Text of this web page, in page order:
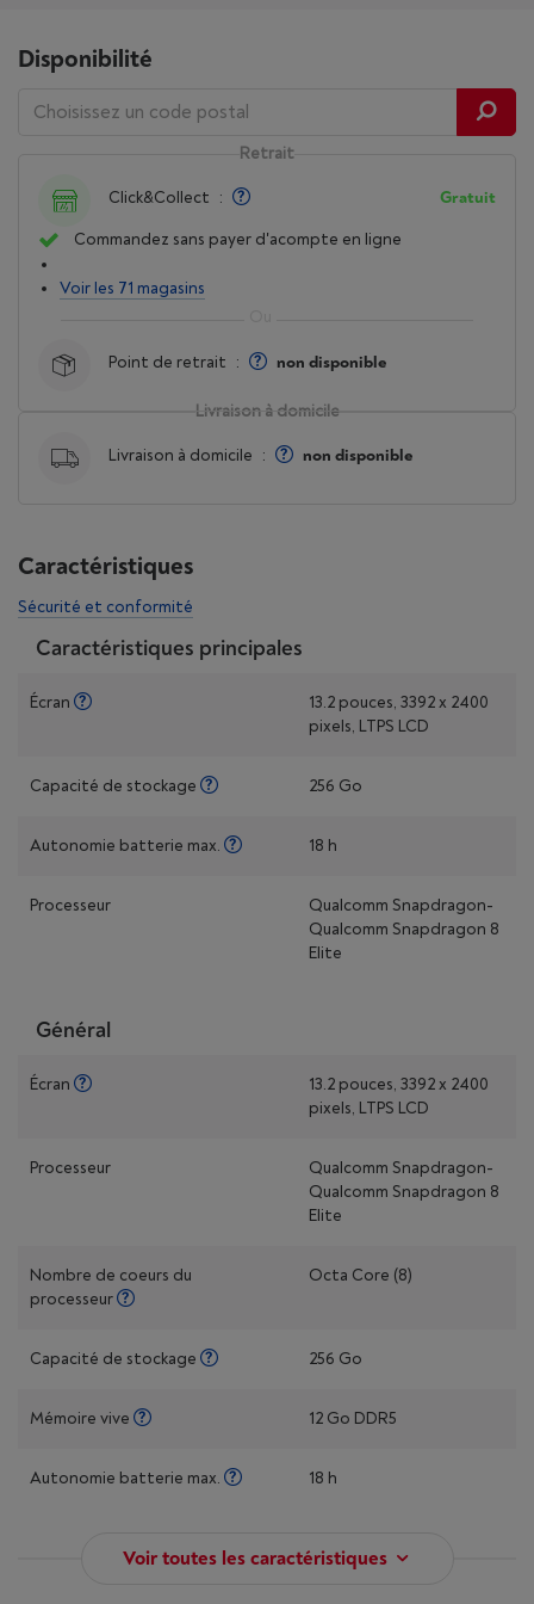
Disponibilité
Livraison à domicile
Livraison à domicile : non disponible
Retrait
Click&Collect : Gratuit
Commandez sans payer d'acompte en ligne
Voir les 71 magasins
Point de retrait : non disponible
Caractéristiques
Sécurité et conformité
Caractéristiques principales
Écran
13.2 pouces, 3392 x 2400
pixels, LTPS LCD
Capacité de stockage 256 Go
Autonomie batterie max. 18 h
Processeur
Qualcomm Snapdragon-
Qualcomm Snapdragon 8
Elite
Général
Écran
13.2 pouces, 3392 x 2400
pixels, LTPS LCD
Processeur
Qualcomm Snapdragon-
Qualcomm Snapdragon 8
Elite
Nombre de coeurs du
processeur
Octa Core (8)
Capacité de stockage 256 Go
Mémoire vive 12 Go DDR5
Autonomie batterie max. 18 h
Voir toutes les caractéristiques